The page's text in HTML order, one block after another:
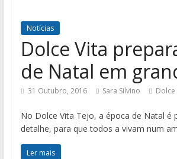
Notícias
Dolce Vita
de Natal em
31 Outubro, 2016 Sara Silvino Dolce
No Dolce Vita Tejo, a época de Natal é
detalhe, para que todos a vivam num
Ler mais